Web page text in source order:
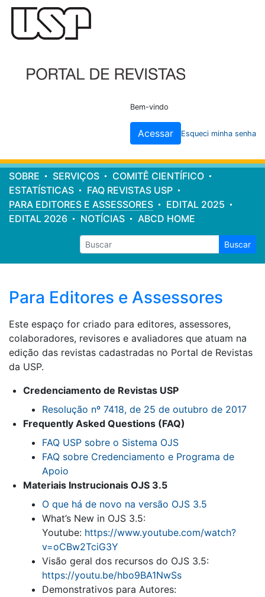
Cabeçalho
site
Bem-vindo
Acessar Esqueci minha senha
Menu
principal
SOBRE SERVIÇOS
COMITÊ CIENTÍFICO
ESTATÍSTICAS
FAQ REVISTAS USP
PARA EDITORES E ASSESSORES
EDITAL 2025
EDITAL 2026
NOTÍCIAS ABCD HOME
Buscar
Para Editores e Assessores
Este espaço for criado para editores, assessores,
colaboradores, revisores e avaliadores que atuam na
edição das revistas cadastradas no Portal de Revistas
da USP.
Credenciamento de Revistas USP
Resolução nº 7418, de 25 de outubro de 2017
Frequently Asked Questions (FAQ)
FAQ USP sobre o Sistema OJS
FAQ sobre Credenciamento e Programa de
Apoio
Materiais Instrucionais OJS 3.5
O que há de novo na versão OJS 3.5
What’s New in OJS 3.5:
Youtube: https://www.youtube.com/watch?
v=oCBw2TciG3Y
Visão geral dos recursos do OJS 3.5:
https://youtu.be/hbo9BA1NwSs
Demonstrativos para Autores: